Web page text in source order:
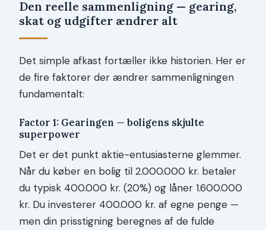
Den reelle sammenligning — gearing,
skat og udgifter ændrer alt
Det simple afkast fortæller ikke historien. Her er
de fire faktorer der ændrer sammenligningen
fundamentalt:
Factor 1: Gearingen — boligens skjulte
superpower
Det er det punkt aktie-entusiasterne glemmer.
Når du køber en bolig til 2.000.000 kr. betaler
du typisk 400.000 kr. (20%) og låner 1.600.000
kr. Du investerer 400.000 kr. af egne penge —
men din prisstigning beregnes af de fulde